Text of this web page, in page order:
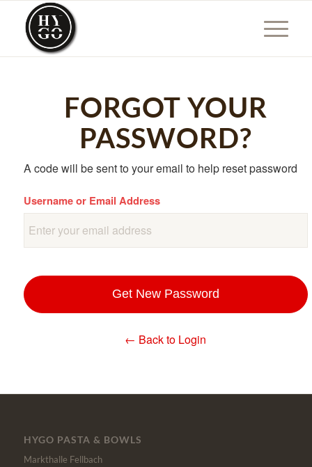
FORGOT YOUR
PASSWORD?
A code will be sent to your email to help reset password
Username or Email Address
← Back to Login
HYGO PASTA & BOWLS
Markthalle Fellbach